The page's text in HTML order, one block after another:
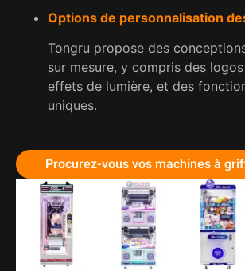
Options de personnalisation
Tongru propose des
sur mesure, y compris des
effets de lumière, et des
uniques.
Procurez-vous vos machines à